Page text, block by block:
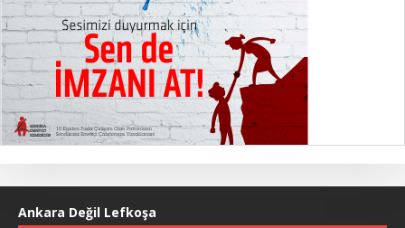
Ankara Değil Lefkoşa